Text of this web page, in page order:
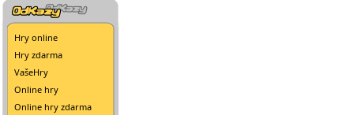
Hry online
Hry zdarma
VašeHry
Online hry
Online hry zdarma